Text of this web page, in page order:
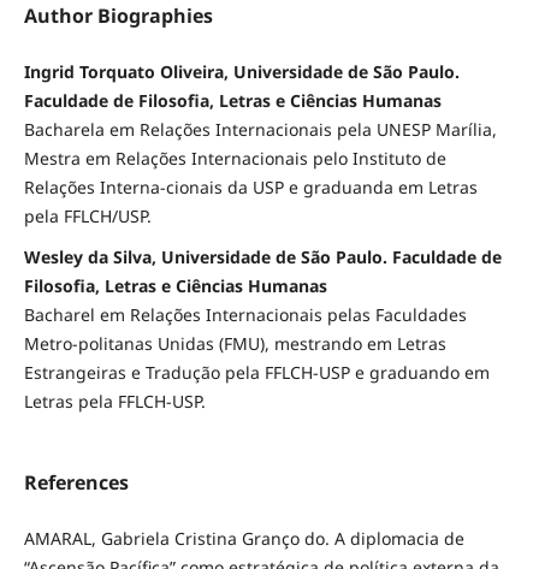
Author Biographies
Ingrid Torquato Oliveira, Universidade de São Paulo.
Faculdade de Filosofia, Letras e Ciências Humanas
Bacharela em Relações Internacionais pela UNESP Marília,
Mestra em Relações Internacionais pelo Instituto de
Relações Interna-cionais da USP e graduanda em Letras
pela FFLCH/USP.
Wesley da Silva, Universidade de São Paulo. Faculdade de
Filosofia, Letras e Ciências Humanas
Bacharel em Relações Internacionais pelas Faculdades
Metro-politanas Unidas (FMU), mestrando em Letras
Estrangeiras e Tradução pela FFLCH-USP e graduando em
Letras pela FFLCH-USP.
References
AMARAL, Gabriela Cristina Granço do. A diplomacia de